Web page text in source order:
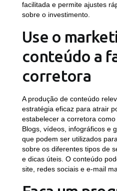
facilitada e permite ajustes
sobre o investimento.
Use o
conteúdo a
corretora
A produção de conteúdo
estratégia eficaz para atrair
estabelecer a corretora
Blogs, vídeos, infográficos e
que podem ser utilizados
sobre os diferentes tipos de
e dicas úteis. O conteúdo
site, redes sociais e e-mail